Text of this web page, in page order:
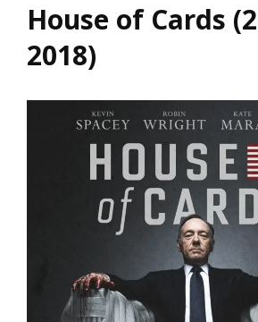
House of Cards
2018)